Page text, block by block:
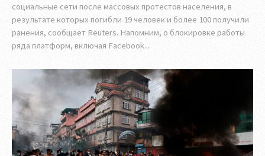
социальные сети после массовых протестов населения, в
результате которых погибли 19 человек и более 100 получили
ранения, сообщает Reuters. Напомним, о блокировке работы
ряда платформ, включая Facebook...